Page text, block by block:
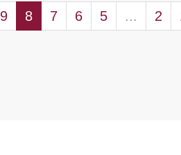
2
...
5
6
7
8
9